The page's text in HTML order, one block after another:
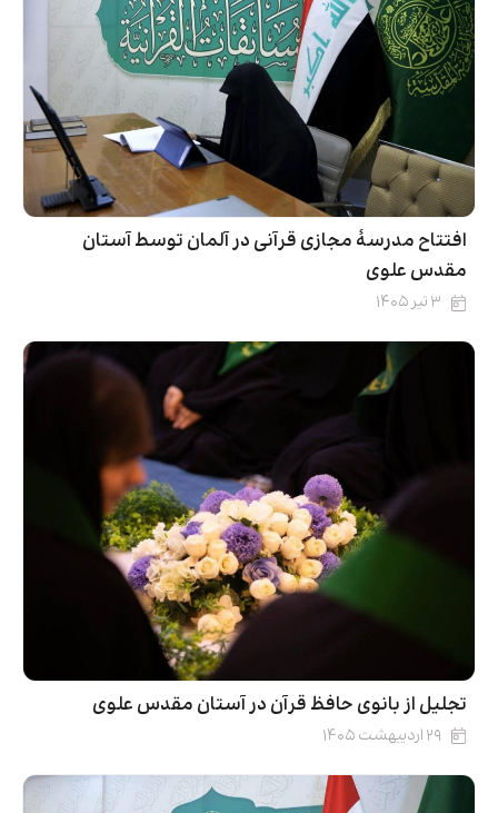
افتتاح مدرسۀ مجازی قرآنی در آلمان توسط آستان
مقدس علوی
۳ تیر ۱۴۰۵
تجلیل از بانوی حافظ قرآن در آستان مقدس علوی
۲۹ اردیبهشت ۱۴۰۵